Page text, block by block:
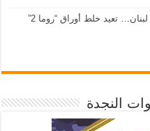
تعيد خلط أوراق “روما 2”
النجدة